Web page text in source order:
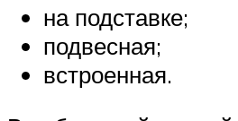
на подставке;
подвесная;
встроенная.